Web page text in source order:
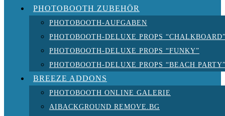
PHOTOBOOTH ZUBEHÖR
PHOTOBOOTH-AUFGABEN
PHOTOBOOTH-DELUXE PROPS
PHOTOBOOTH-DELUXE PROPS “FUNKY”
PHOTOBOOTH-DELUXE PROPS “BEACH
BREEZE ADDONS
PHOTOBOOTH ONLINE GALERIE
AIBACKGROUND REMOVE.BG